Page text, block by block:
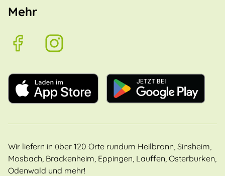
Mehr
Wir liefern in über 120 Orte rundum Heilbronn, Sinsheim,
Mosbach, Brackenheim, Eppingen, Lauffen, Osterburken,
Odenwald und mehr!